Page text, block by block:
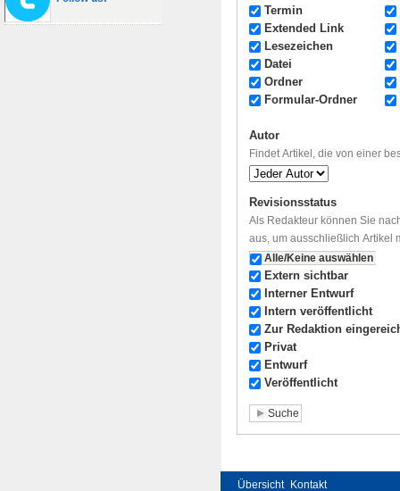
Termin
Extended Link
Lesezeichen
Datei
Ordner
Formular-Ordner
Autor
Findet Artikel, die von einer
Revisionsstatus
Als Redakteur können Sie
aus, um ausschließlich Artikel
Alle/Keine auswählen
Extern sichtbar
Interner Entwurf
Intern veröffentlicht
Zur Redaktion
Privat
Entwurf
Veröffentlicht
Übersicht Kontakt